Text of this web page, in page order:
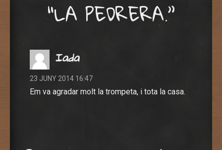
“LA PEDRERA.”
Iada
23 JUNY 2014 16:47
Em va agradar molt la trompeta, i tota la casa.